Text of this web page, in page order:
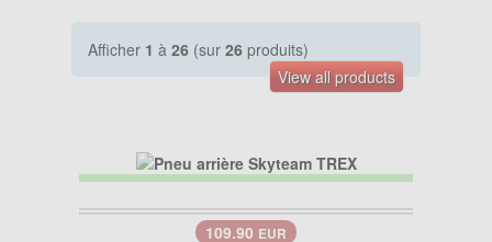
Afficher 1 à 26 (sur 26 produits)
View all products
109.90 EUR